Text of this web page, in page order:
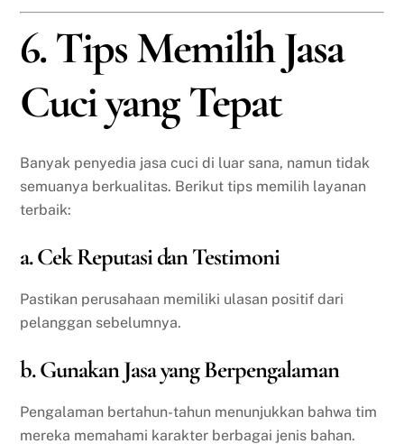
6. Tips Memilih Jasa
Cuci yang Tepat
Banyak penyedia jasa cuci di luar sana, namun tidak
semuanya berkualitas. Berikut tips memilih layanan
terbaik:
a. Cek Reputasi dan Testimoni
Pastikan perusahaan memiliki ulasan positif dari
pelanggan sebelumnya.
b. Gunakan Jasa yang Berpengalaman
Pengalaman bertahun-tahun menunjukkan bahwa tim
mereka memahami karakter berbagai jenis bahan.